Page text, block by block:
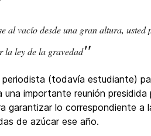
al vacío desde una gran altura, usted
la ley de la gravedad"
(todavía estudiante)
importante reunión presidida
garantizar lo correspondiente a
de azúcar ese año.